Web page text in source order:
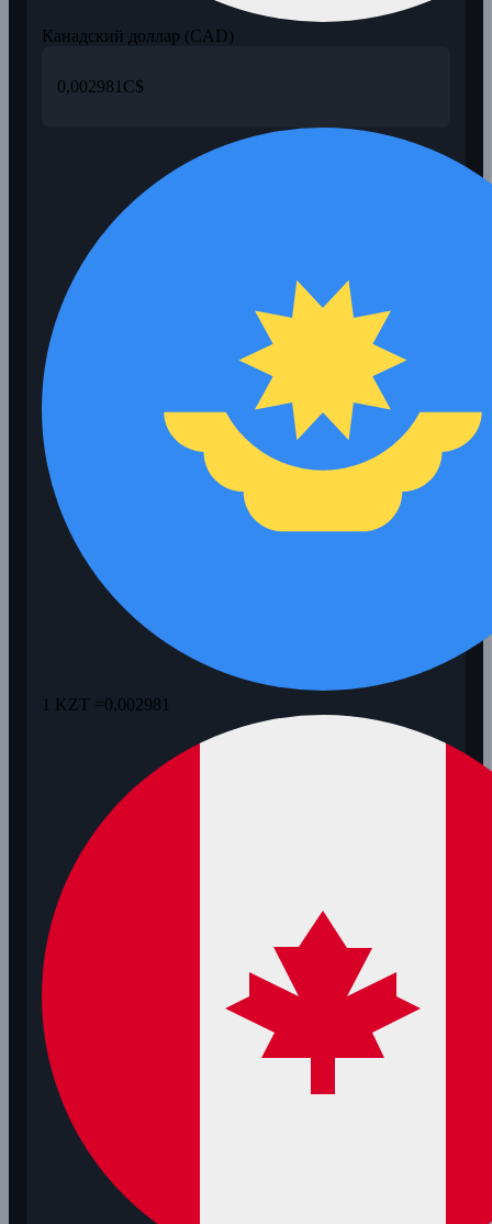
Канадский доллар (CAD)
0,002981 C$
1 KZT =0,002981